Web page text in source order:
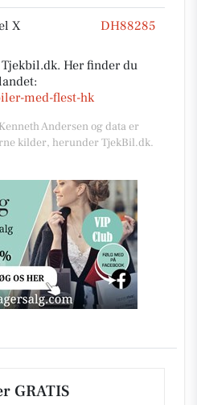
X DH88285
Her finder du
med-flest-hk
Andersen og data er
kilder, herunder TjekBil.dk.
GRATIS